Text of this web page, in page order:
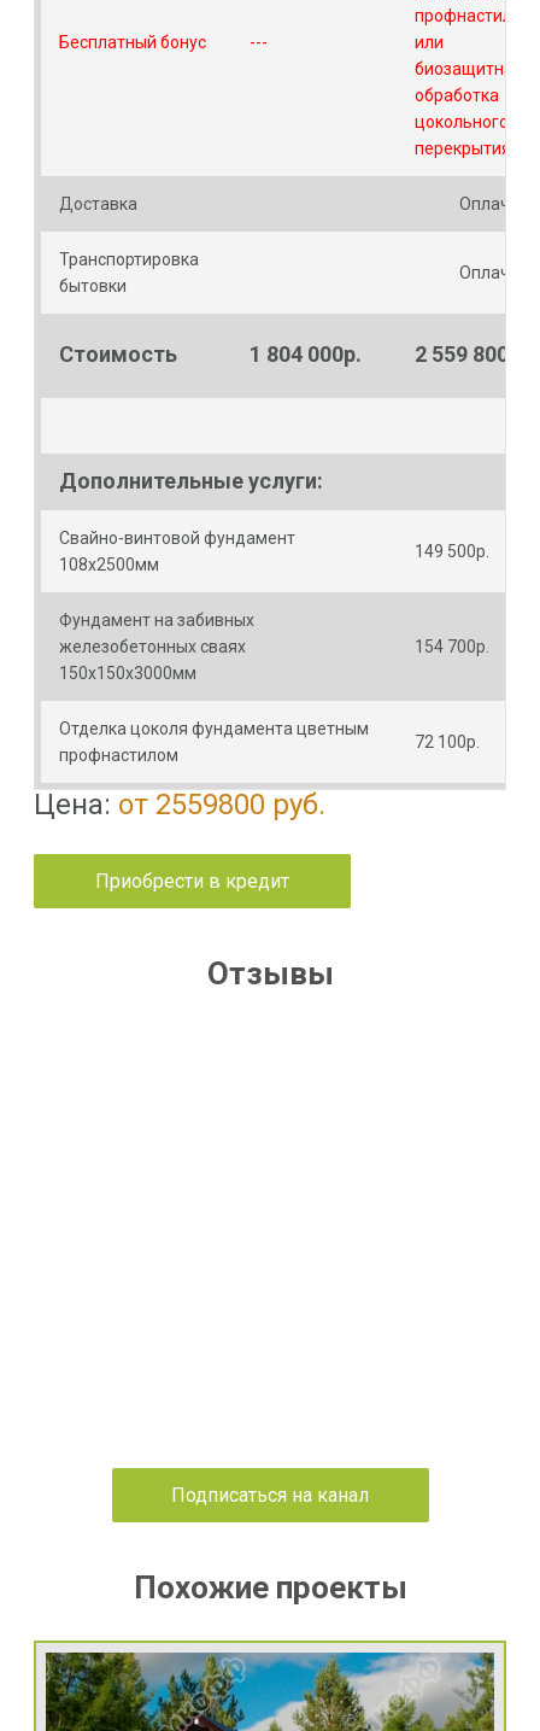
Бесплатный бонус ---
профнастилом
или
биозащитная
обработка
цокольного
перекрытия
Доставка
Транспортировка
бытовки
Стоимость 1 804 000р. 2 559 800р.
Дополнительные услуги:
Свайно-винтовой фундамент
108х2500мм
149 500р.
Фундамент на забивных
железобетонных сваях
150х150х3000мм
154 700р.
Отделка цоколя фундамента цветным
профнастилом
72 100р.
Цена: от 2559800 руб.
Приобрести в кредит
Отзывы
Подписаться на канал
Похожие проекты